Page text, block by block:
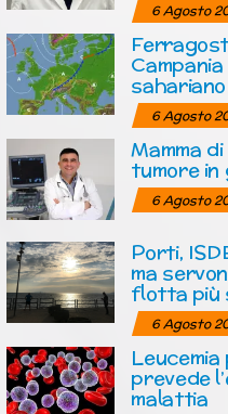
6 Agosto
sahariano
6 Agosto
Mamma
tumore in
6 Agosto
Porti,
ma
flotta più
6 Agosto
Leucemia
prevede
malattia